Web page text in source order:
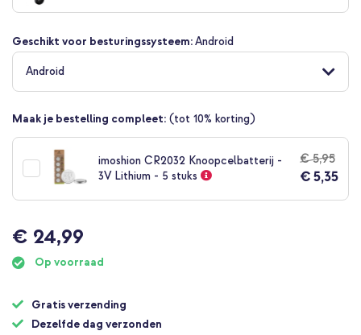
begin
de
afbeeldingen-
gallerij
Geschikt voor besturingssysteem:Android
Android
Maak je bestelling compleet: (tot 10% korting)
imoshion CR2032 Knoopcelbatterij -
3V Lithium - 5 stuks
€ 5,95
€ 5,35
€ 24,99
Op voorraad
Gratis verzending
Dezelfde dag verzonden